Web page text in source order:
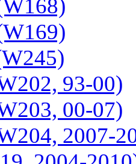
93-00)
00-07)
2007-